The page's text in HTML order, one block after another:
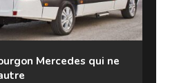
Mercedes qui ne